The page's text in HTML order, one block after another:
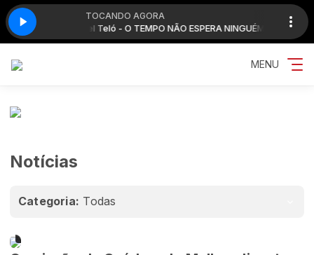
Parada Mix
TOCANDO AGORA
no fone_50k Michel Teló - O TEMPO NÃO ESPERA NINGUÉM - EP Pra
MENU
Notícias
Categoria: Todas